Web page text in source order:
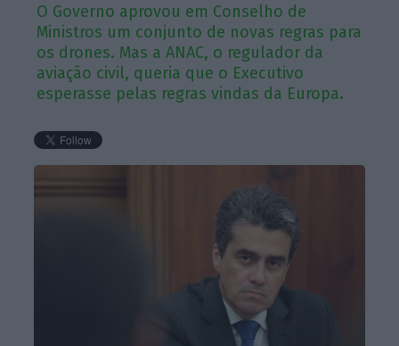
O Governo aprovou em Conselho de
Ministros um conjunto de novas regras para
os drones. Mas a ANAC, o regulador da
aviação civil, queria que o Executivo
esperasse pelas regras vindas da Europa.